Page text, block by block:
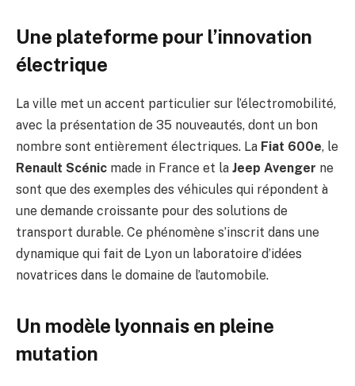
Une plateforme pour l’innovation
électrique
La ville met un accent particulier sur l’électromobilité,
avec la présentation de 35 nouveautés, dont un bon
nombre sont entièrement électriques. La Fiat 600e, le
Renault Scénic made in France et la Jeep Avenger ne
sont que des exemples des véhicules qui répondent à
une demande croissante pour des solutions de
transport durable. Ce phénomène s’inscrit dans une
dynamique qui fait de Lyon un laboratoire d’idées
novatrices dans le domaine de l’automobile.
Un modèle lyonnais en pleine
mutation